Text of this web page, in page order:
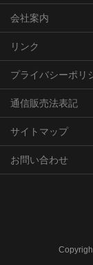
会社案内
リンク
プライバシーポリ
通信販売法表記
サイトマップ
お問い合わせ